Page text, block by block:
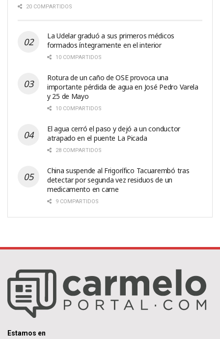
20 COMPARTIDOS
La Udelar graduó a sus primeros médicos
formados íntegramente en el interior
10 COMPARTIDOS
Rotura de un caño de OSE provoca una
importante pérdida de agua en José Pedro Varela
y 25 de Mayo
10 COMPARTIDOS
El agua cerró el paso y dejó a un conductor
atrapado en el puente La Picada
28 COMPARTIDOS
China suspende al Frigorífico Tacuarembó tras
detectar por segunda vez residuos de un
medicamento en carne
9 COMPARTIDOS
Estamos en